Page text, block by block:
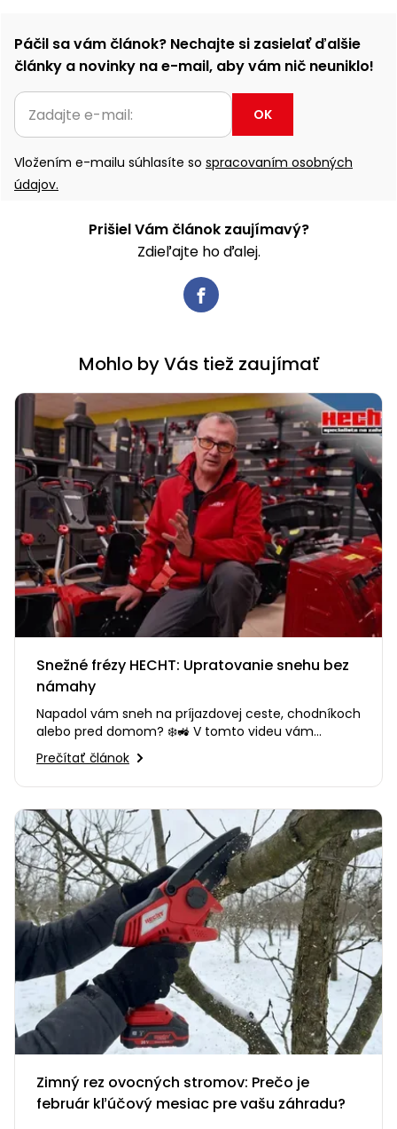
Páčil sa vám článok? Nechajte si zasielať ďalšie
články a novinky na e-mail, aby vám nič neuniklo!
OK
Vložením e-mailu súhlasíte so spracovaním osobných
údajov.
Prišiel Vám článok zaujímavý?
Zdieľajte ho ďalej.
Mohlo by Vás tiež zaujímať
Snežné frézy HECHT: Upratovanie snehu bez
námahy
Napadol vám sneh na príjazdovej ceste, chodníkoch
alebo pred domom? ❄️🚜 V tomto videu vám
poradíme, ako si vybrať…
Prečítať článok
Zimný rez ovocných stromov: Prečo je
február kľúčový mesiac pre vašu záhradu?